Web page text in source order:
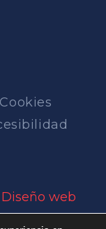
Diseño web